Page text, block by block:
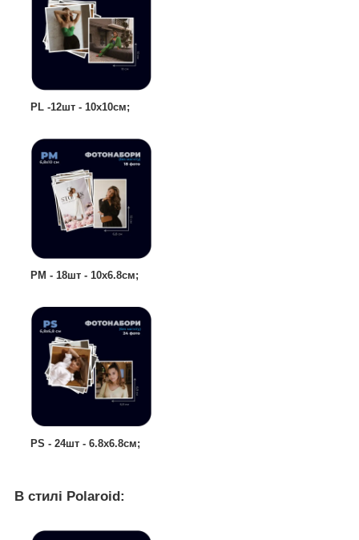
РL -12шт - 10х10см;
РM - 18шт - 10х6.8см;
РS - 24шт - 6.8х6.8см;
В стилі Polaroid: